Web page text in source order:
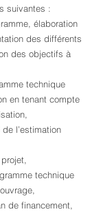
suivantes :
élaboration
des différents
des objectifs à
technique
en tenant compte
l’estimation
technique
de financement,